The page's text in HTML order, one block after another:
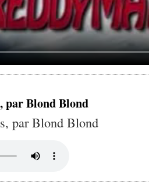
par Blond Blond
par Blond Blond